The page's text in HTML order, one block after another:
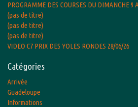
PROGRAMME DES COURSES DU DIMANCHE 9
(pas de titre)
(pas de titre)
(pas de titre)
VIDEO C7 PRIX DES YOLES RONDES 28/06/26
Catégories
Arrivée
Guadeloupe
Informations